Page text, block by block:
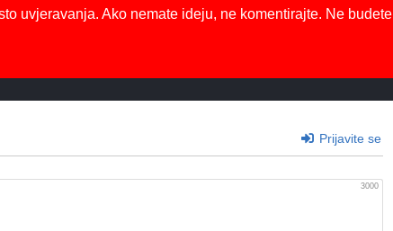
uvjeravanja. Ako nemate ideju, ne komentirajte. Ne budete
Prijavite se
3000